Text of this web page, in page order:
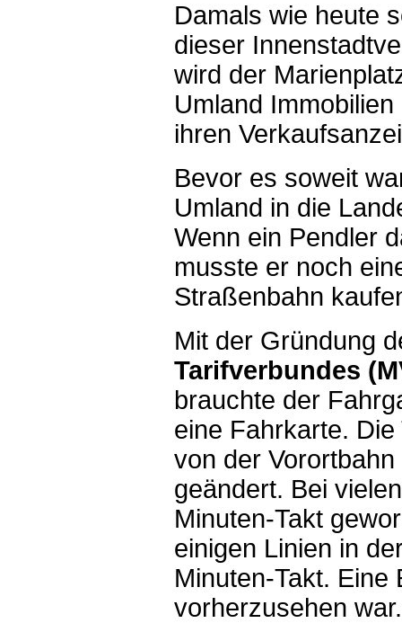
Damals wie heute
dieser
wird der
Umland
ihren
Bevor es soweit
Umland in die
Wenn ein Pendler
musste er noch
Straßenbahn
Mit der Gründung
Tarifverbundes
brauchte der
eine Fahrkarte.
von der
geändert. Bei
Minuten-Takt
einigen Linien in
Minuten-Takt. Eine
vorherzusehen war.